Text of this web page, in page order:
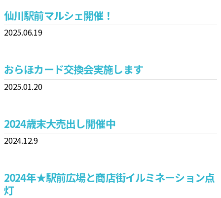
仙川駅前マルシェ開催！
2025.06.19
おらほカード交換会実施します
2025.01.20
2024歳末大売出し開催中
2024.12.9
2024年★駅前広場と商店街イルミネーション点
灯